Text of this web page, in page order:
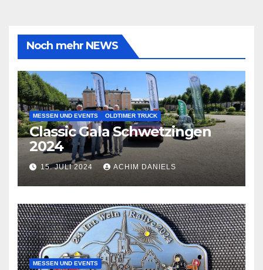
Noch mehr NEWS
MESSEN UND EVENTS OLDTIMER TRUCK
Classic Gala Schwetzingen
2024
15. JULI 2024 ACHIM DANIELS
MESSEN UND EVENTS